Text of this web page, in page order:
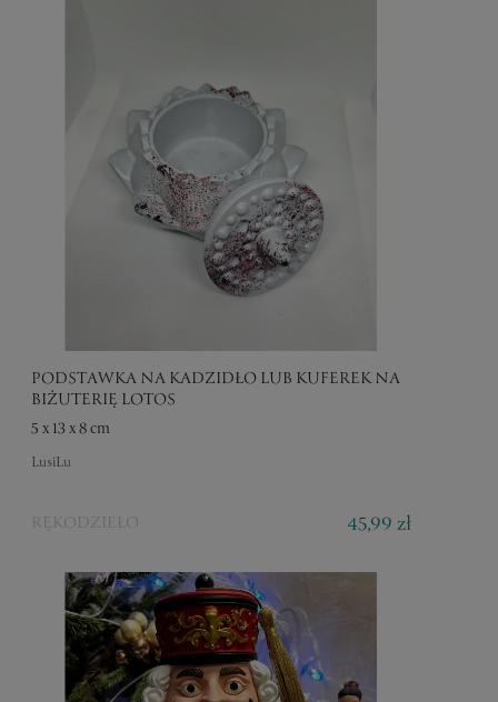
PODSTAWKA NA KADZIDŁO LUB KUFEREK NA
BIŻUTERIĘ LOTOS
5 x 13 x 8 cm
LusiLu
RĘKODZIEŁO 45,99 zł